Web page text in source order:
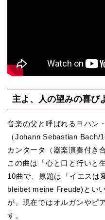
主よ、人の望みの喜び
音楽の父と呼ばれるヨハン
（Johann Sebastian Bach/
カンタータ（器楽演奏付き
この曲は「心と口と行いと
10曲で、原題は「イエスは
bleibet meine Freude)とい
が、現在ではオルガンやピ
す。